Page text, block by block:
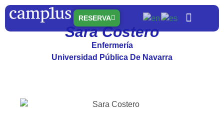
RESERVA
Sara Costero
Enfermería
Universidad Pública De Navarra